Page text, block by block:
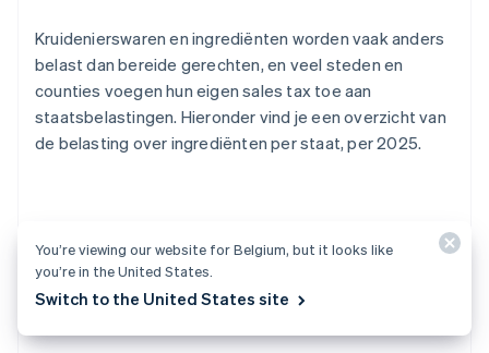
Kruidenierswaren en ingrediënten worden vaak anders
belast dan bereide gerechten, en veel steden en
counties voegen hun eigen sales tax toe aan
staatsbelastingen. Hieronder vind je een overzicht van
de belasting over ingrediënten per staat, per 2025.
kruidenierswaren
You’re viewing our website for Belgium, but it looks like
you’re in the United States.
Switch to the United States site